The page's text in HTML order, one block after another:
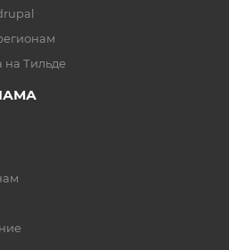
на Тильде